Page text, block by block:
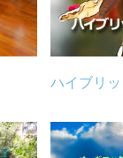
ハイブリ